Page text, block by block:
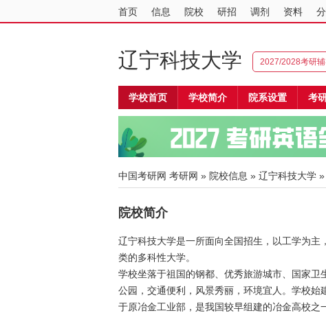
首页 信息 院校 研招 调剂 资料
辽宁科技大学 2027/2028考研
学校首页 学校简介 院系设置 考
中国考研网 考研网 » 院校信息 » 辽宁科技大学
院校简介
辽宁科技大学是一所面向全国招生，以工学为
类的多科性大学。
学校坐落于祖国的钢都、优秀旅游城市、国家
公园，交通便利，风景秀丽，环境宜人。学校
于原冶金工业部，是我国较早组建的冶金高校